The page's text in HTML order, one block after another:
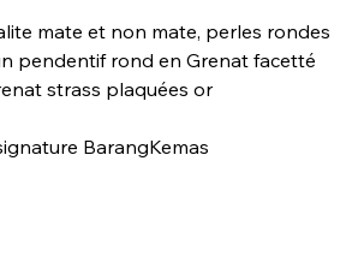
mate et non mate, perles rondes
pendentif rond en Grenat facetté
strass plaquées or
BarangKemas